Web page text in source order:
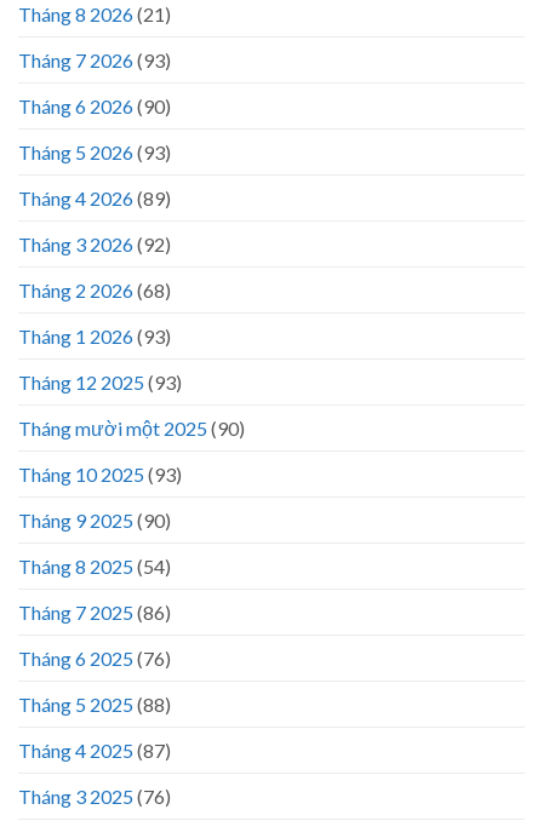
Tháng 8 2026(21)
Tháng 7 2026(93)
Tháng 6 2026(90)
Tháng 5 2026(93)
Tháng 4 2026(89)
Tháng 3 2026(92)
Tháng 2 2026(68)
Tháng 1 2026(93)
Tháng 12 2025(93)
Tháng mười một 2025(90)
Tháng 10 2025(93)
Tháng 9 2025(90)
Tháng 8 2025(54)
Tháng 7 2025(86)
Tháng 6 2025(76)
Tháng 5 2025(88)
Tháng 4 2025(87)
Tháng 3 2025(76)